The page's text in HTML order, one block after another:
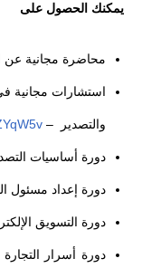
يمكنك الحصول على
محاضرة مجانية عن
استشارات مجانية في
والتصدير –
دورة أساسيات
دورة إعداد مسئول
دورة التسويق
دورة أسرار التجارة